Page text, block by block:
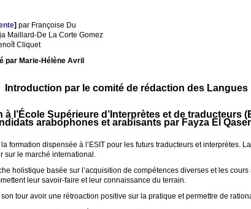
] par Françoise Du
Maillard-De La Corte Gomez
Cliquet
par Marie-Hélène Avril
Introduction par le comité de rédaction des Langues
à l’École Supérieure d’Interprètes et de traducteurs (
arabophones et arabisants par Fayza El
formation dispensée à l’ ESIT pour les futurs traducteurs et interprètes.
sur le marché international.
holistique basée sur l’acquisition de compétences diverses et les
leur savoir-faire et leur connaissance du terrain.
tour avoir une rétroaction positive sur la pratique et permettre de